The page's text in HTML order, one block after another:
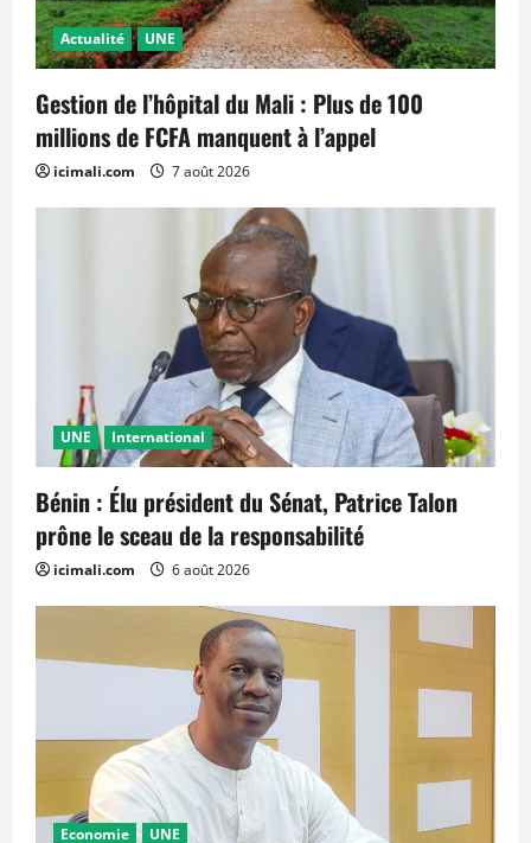
Actualité UNE
Gestion de l’hôpital du Mali : Plus de 100
millions de FCFA manquent à l’appel
icimali.com 7 août 2026
UNE International
Bénin : Élu président du Sénat, Patrice Talon
prône le sceau de la responsabilité
icimali.com 6 août 2026
Economie UNE